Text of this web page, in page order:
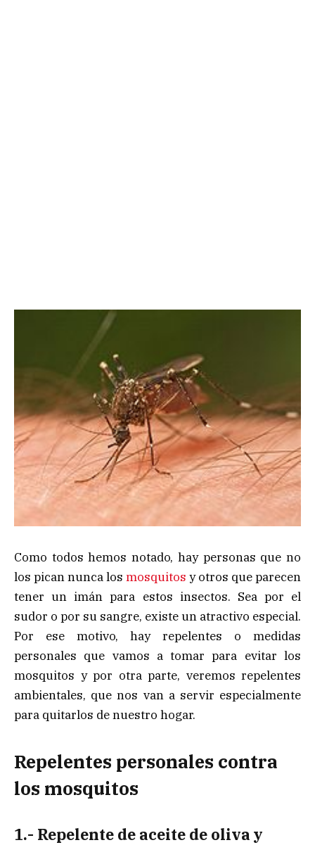
Como todos hemos notado, hay personas que no
los pican nunca los mosquitos y otros que parecen
tener un imán para estos insectos. Sea por el
sudor o por su sangre, existe un atractivo especial.
Por ese motivo, hay repelentes o medidas
personales que vamos a tomar para evitar los
mosquitos y por otra parte, veremos repelentes
ambientales, que nos van a servir especialmente
para quitarlos de nuestro hogar.
Repelentes personales contra
los mosquitos
1.- Repelente de aceite de oliva y